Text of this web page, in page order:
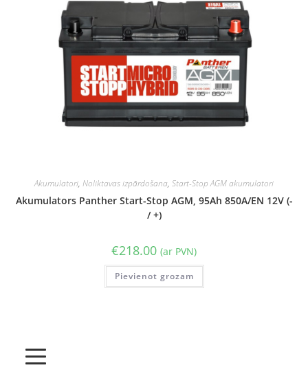
Akumulatori, Noliktavas izpārdošana, Start-Stop AGM akumulatori
Akumulators Panther Start-Stop AGM, 95Ah 850A/EN 12V (-
/ +)
€218.00 (ar PVN)
Pievienot grozam